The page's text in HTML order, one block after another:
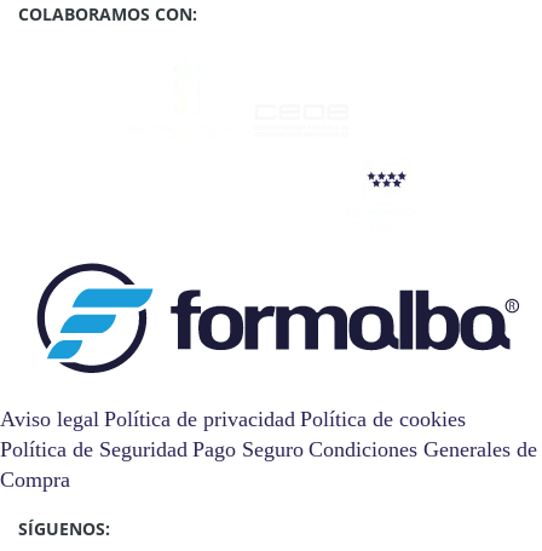
COLABORAMOS CON:
Aviso legal Política de privacidad Política de cookies
Política de Seguridad Pago Seguro Condiciones Generales de
Compra
SÍGUENOS: